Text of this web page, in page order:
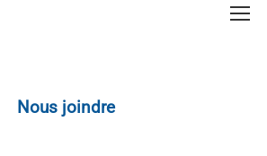
Nous joindre